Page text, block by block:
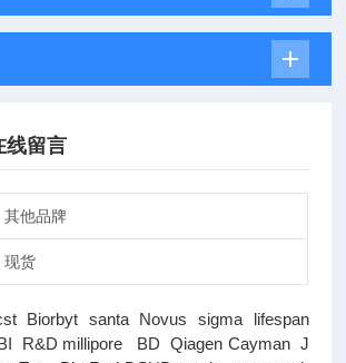
线留言
其他品牌
现货
Biorbyt santa Novus sigma lifespan
R&D millipore BD Qiagen Cayman J